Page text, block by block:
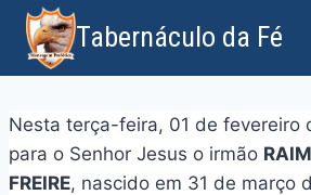
Tabernáculo da Fé
Nesta terça-feira, 01 de fevereiro
para o Senhor Jesus o irmão
FREIRE, nascido em 31 de março